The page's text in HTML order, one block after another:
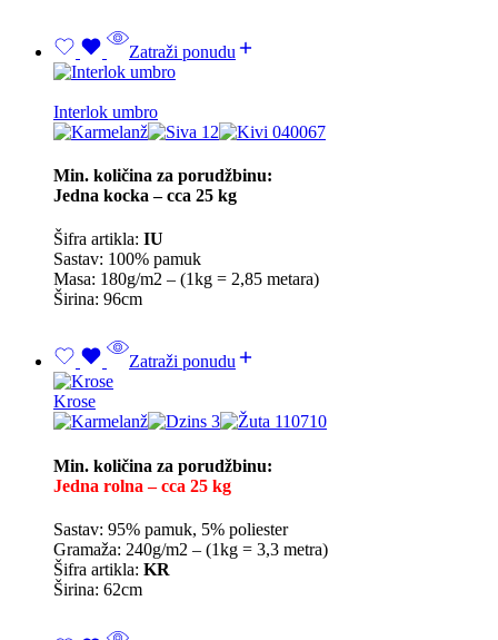
Zatraži ponudu
Interlok umbro
Min. količina za porudžbinu:
Jedna kocka – cca 25 kg
Šifra artikla: IU
Sastav: 100% pamuk
Masa: 180g/m2 – (1kg = 2,85 metara)
Širina: 96cm
Zatraži ponudu
Krose
Min. količina za porudžbinu:
Jedna rolna – cca 25 kg
Sastav: 95% pamuk, 5% poliester
Gramaža: 240g/m2 – (1kg = 3,3 metra)
Šifra artikla: KR
Širina: 62cm